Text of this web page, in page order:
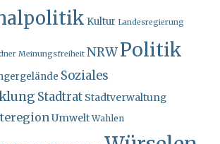
Kultur Landesregierung
Meinungsfreiheit NRWPolitik
Soziales
Stadtrat Stadtverwaltung
Umwelt Wahlen